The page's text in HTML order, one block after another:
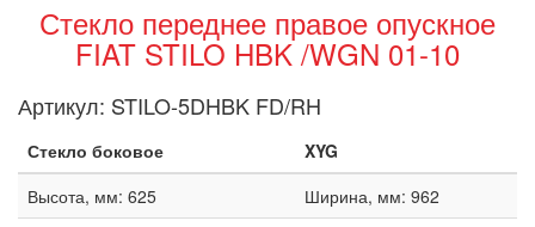
Стекло переднее правое опускное
FIAT STILO HBK /WGN 01-10
Артикул: STILO-5DHBK FD/RH
Стекло боковое
XYG
Высота, мм: 625
Ширина, мм: 962